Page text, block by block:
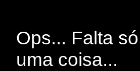
Ops... Falta
uma coisa...